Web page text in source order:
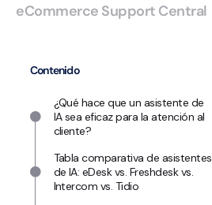
eCommerce Support Central
Contenido
¿Qué hace que un asistente de
IA sea eficaz para la atención al
cliente?
Tabla comparativa de asistentes
de IA: eDesk vs. Freshdesk vs.
Intercom vs. Tidio